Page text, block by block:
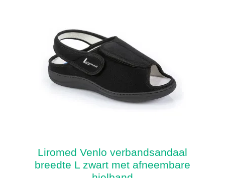
Liromed Venlo verbandsandaal
breedte L zwart met afneembare